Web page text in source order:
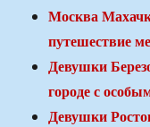
Москва
путешествие
Девушки
городе с
Девушки